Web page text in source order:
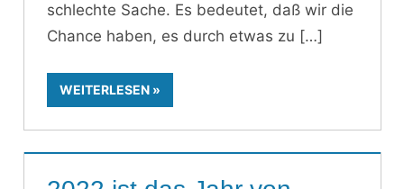
schlechte Sache. Es bedeutet, daß wir die
Chance haben, es durch etwas zu
WEITERLESEN